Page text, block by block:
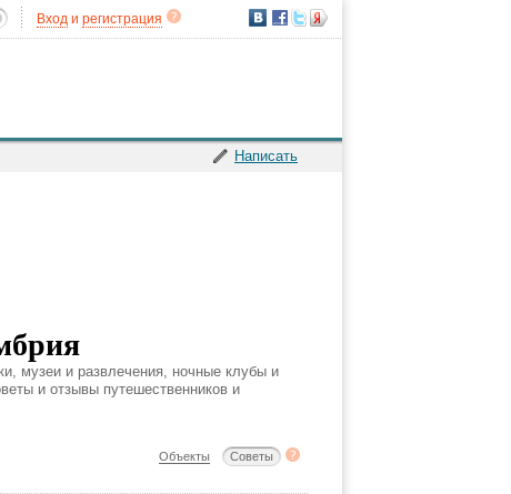
Вход и регистрация
Написать
музеи и развлечения, ночные клубы и
и отзывы путешественников и
Объекты Советы